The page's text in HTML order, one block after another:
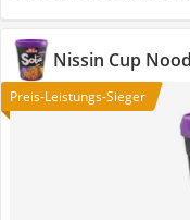
Nissin Cup
Preis-Leistungs-Sieger